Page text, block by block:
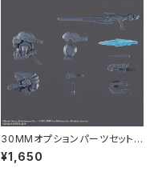
30MMオプションパーツセット
AC VI WEAPON SET 01 プラ
モデル（新品 在庫品）
¥1,650